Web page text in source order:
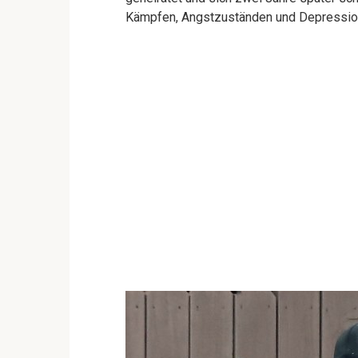
Kämpfen, Angstzuständen und